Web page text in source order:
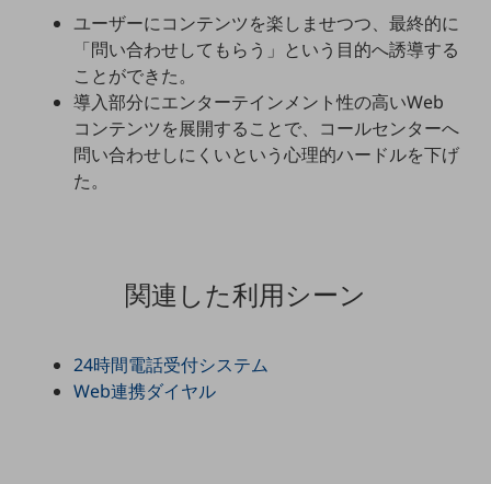
5G対応ホームルーター
通信モジュール製品
衛星携帯電話
IOT完了済みメーカーブランド製品
IoT向け回線料金
ユーザーにコンテンツを楽しませつつ、最終的に
「問い合わせしてもらう」という目的へ誘導する
ことができた。
導入部分にエンターテインメント性の高いWeb
コンテンツを展開することで、コールセンターへ
問い合わせしにくいという心理的ハードルを下げ
た。
関連した利用シーン
24時間電話受付システム
Web連携ダイヤル